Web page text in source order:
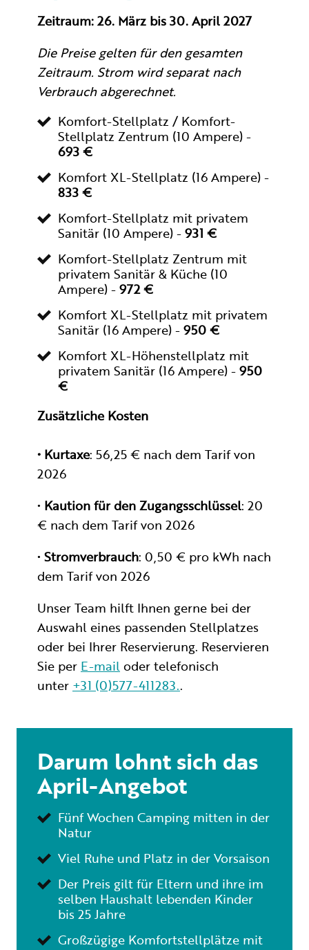
Zeitraum: 26. März bis 30. April 2027
Die Preise gelten für den gesamten
Zeitraum. Strom wird separat nach
Verbrauch abgerechnet.
Komfort-Stellplatz / Komfort-
Stellplatz Zentrum (10 Ampere) -
693 €
Komfort XL-Stellplatz (16 Ampere) -
833 €
Komfort-Stellplatz mit privatem
Sanitär (10 Ampere) -931 €
Komfort-Stellplatz Zentrum mit
privatem Sanitär & Küche (10
Ampere) -972 €
Komfort XL-Stellplatz mit privatem
Sanitär (16 Ampere) -950 €
Komfort XL-Höhenstellplatz mit
privatem Sanitär (16 Ampere) -950
€
Zusätzliche Kosten
• Kurtaxe: 56,25 € nach dem Tarif von
2026
• Kaution für den Zugangsschlüssel: 20
€ nach dem Tarif von 2026
• Stromverbrauch: 0,50 € pro kWh nach
dem Tarif von 2026
Unser Team hilft Ihnen gerne bei der
Auswahl eines passenden Stellplatzes
oder bei Ihrer Reservierung. Reservieren
Sie per E-mailoder telefonisch
unter +31 (0)577-411283..
Darum lohnt sich das
April-Angebot
Fünf Wochen Camping mitten in der
Natur
Viel Ruhe und Platz in der Vorsaison
Der Preis gilt für Eltern und ihre im
selben Haushalt lebenden Kinder
bis 25 Jahre
Großzügige Komfortstellplätze mit